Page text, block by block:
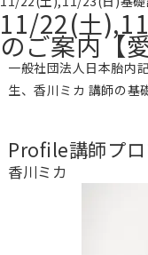
11/22(土
のご案内【
一般社団法人日本胎内
生、香川ミカ 講師の基
Profile講師プ
香川ミカ